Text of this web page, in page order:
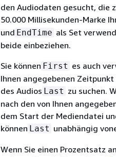
den Audiodaten gesucht, die
50.000 Millisekunden-Marke
und EndTime als Set
beide einbeziehen.
Sie können First es auch
Ihnen angegebenen
des Audios Last zu suchen.
nach den von Ihnen
dem Start der Mediendatei
können Last unabhängig
Wenn Sie einen Prozentsatz